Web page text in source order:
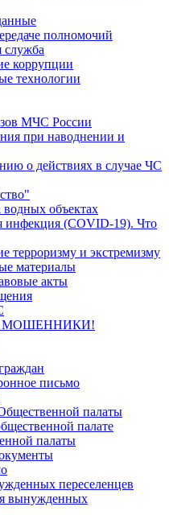
полномочий
коррупции
технологии
МЧС России
при наводнении и
о действиях в случае ЧС
водных объектах
инфекция (COVID-19). Что
терроризму и экстремизму
материалы
акты
МОШЕННИКИ!
письмо
палаты
палате
палаты
переселенцев
вынужденных